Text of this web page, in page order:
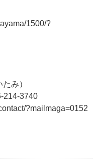
1500/?
み）
3740
?mailmaga=0152